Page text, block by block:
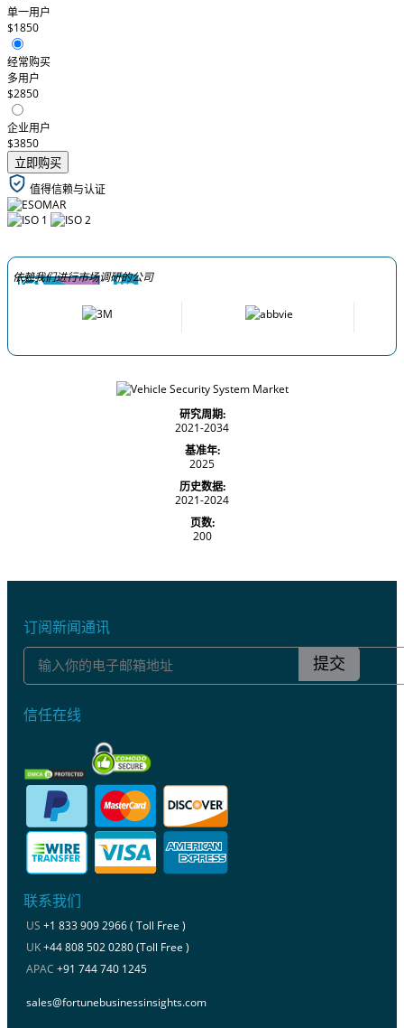
单一用户
$1850
经常购买
多用户
$2850
企业用户
$3850
立即购买
值得信赖与认证
依赖我们进行市场调研的公司
研究周期:
2021-2034
基准年:
2025
历史数据:
2021-2024
页数:
200
订阅新闻通讯
提交
信任在线
联系我们
US +1 833 909 2966 ( Toll Free )
UK+44 808 502 0280 (Toll Free )
APAC +91 744 740 1245
sales@fortunebusinessinsights.com